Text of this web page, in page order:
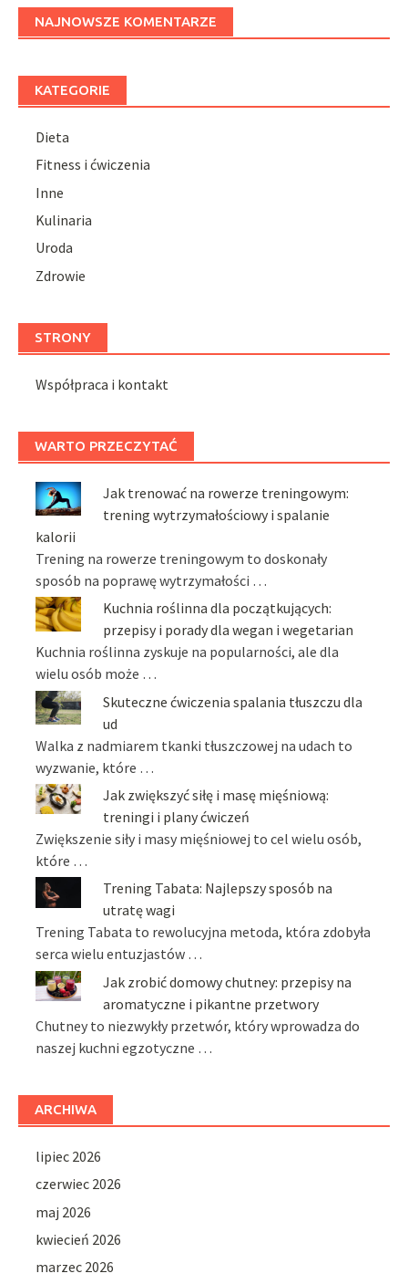
NAJNOWSZE KOMENTARZE
KATEGORIE
Dieta
Fitness i ćwiczenia
Inne
Kulinaria
Uroda
Zdrowie
STRONY
Współpraca i kontakt
WARTO PRZECZYTAĆ
Jak trenować na rowerze treningowym:
trening wytrzymałościowy i spalanie
kalorii
Trening na rowerze treningowym to doskonały
sposób na poprawę wytrzymałości …
Kuchnia roślinna dla początkujących:
przepisy i porady dla wegan i wegetarian
Kuchnia roślinna zyskuje na popularności, ale dla
wielu osób może …
Skuteczne ćwiczenia spalania tłuszczu dla
ud
Walka z nadmiarem tkanki tłuszczowej na udach to
wyzwanie, które …
Jak zwiększyć siłę i masę mięśniową:
treningi i plany ćwiczeń
Zwiększenie siły i masy mięśniowej to cel wielu osób,
które …
Trening Tabata: Najlepszy sposób na
utratę wagi
Trening Tabata to rewolucyjna metoda, która zdobyła
serca wielu entuzjastów …
Jak zrobić domowy chutney: przepisy na
aromatyczne i pikantne przetwory
Chutney to niezwykły przetwór, który wprowadza do
naszej kuchni egzotyczne …
ARCHIWA
lipiec 2026
czerwiec 2026
maj 2026
kwiecień 2026
marzec 2026